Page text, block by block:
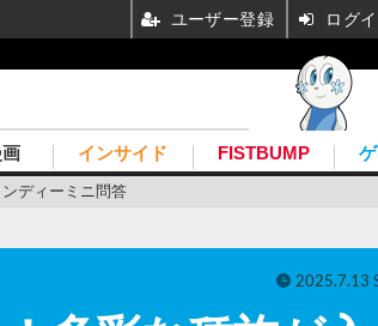
ディーミニ問答
インサイド FISTBUMP
2025.7.13
ユーザー登録 ログ